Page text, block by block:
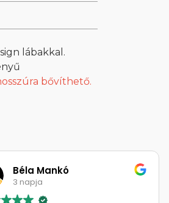
lábakkal.
bővíthető.
Béla Mankó
3 napja